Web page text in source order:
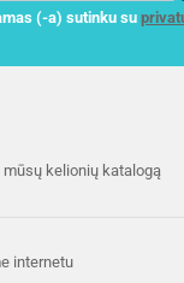
(-a) sutinku su
kelionių katalogą
internetu